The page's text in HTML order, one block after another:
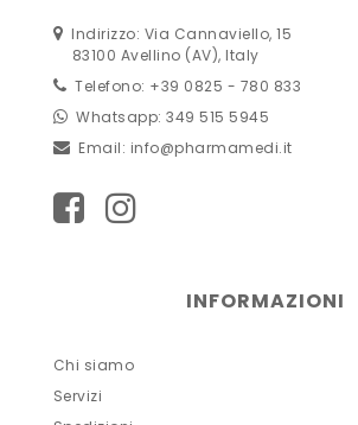
Indirizzo: Via Cannaviello, 15
83100 Avellino (AV), Italy
Telefono: +39 0825 - 780 833
Whatsapp: 349 515 5945
Email: info@pharmamedi.it
INFORMAZIONI
Chi siamo
Servizi